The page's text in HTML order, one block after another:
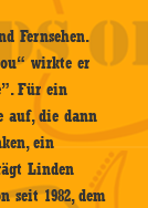
Fernsehen.
wirkte er
Für ein
auf, die dann
ein
Linden
1982, dem